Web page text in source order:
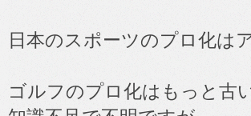
日本のスポーツのプロ化は
ゴルフのプロ化はもっと古